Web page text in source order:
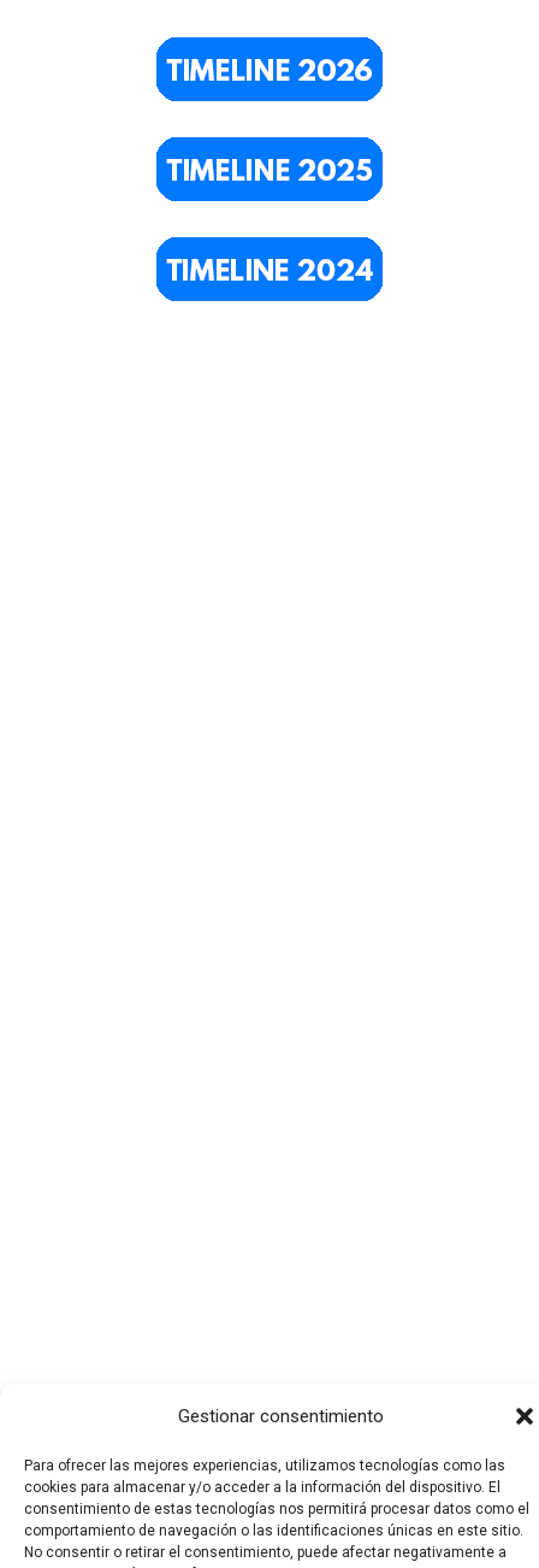
Gestionar consentimiento
Para ofrecer las mejores experiencias, utilizamos tecnologías como las
cookies para almacenar y/o acceder a la información del dispositivo. El
consentimiento de estas tecnologías nos permitirá procesar datos como el
comportamiento de navegación o las identificaciones únicas en este sitio.
No consentir o retirar el consentimiento, puede afectar negativamente a